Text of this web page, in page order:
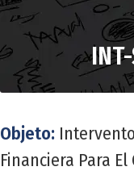
Objeto:
Financiera Para